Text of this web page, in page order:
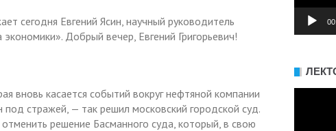
сегодня Евгений Ясин, научный руководитель
Добрый вечер, Евгений Григорьевич!
касается событий вокруг нефтяной компании
стражей, — так решил московский городской суд.
решение Басманного суда, который, в свою